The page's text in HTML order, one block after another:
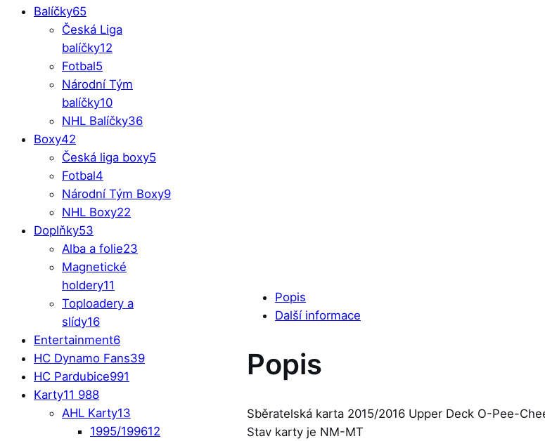
Balíčky65
Česká Liga
balíčky12
Fotbal5
Národní Tým
balíčky10
NHL Balíčky36
Boxy42
Česká liga boxy5
Fotbal4
Národní Tým Boxy9
NHL Boxy22
Doplňky53
Alba a folie23
Magnetické
holdery11
Toploadery a
slídy16
Entertainment6
HC Dynamo Fans39
HC Pardubice991
Karty11 988
AHL Karty13
1995/199612
Popis
Další informace
Popis
Sběratelská karta 2015/2016 Upper Deck O-Pee-
Stav karty je NM-MT